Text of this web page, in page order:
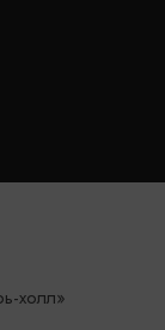
холл»